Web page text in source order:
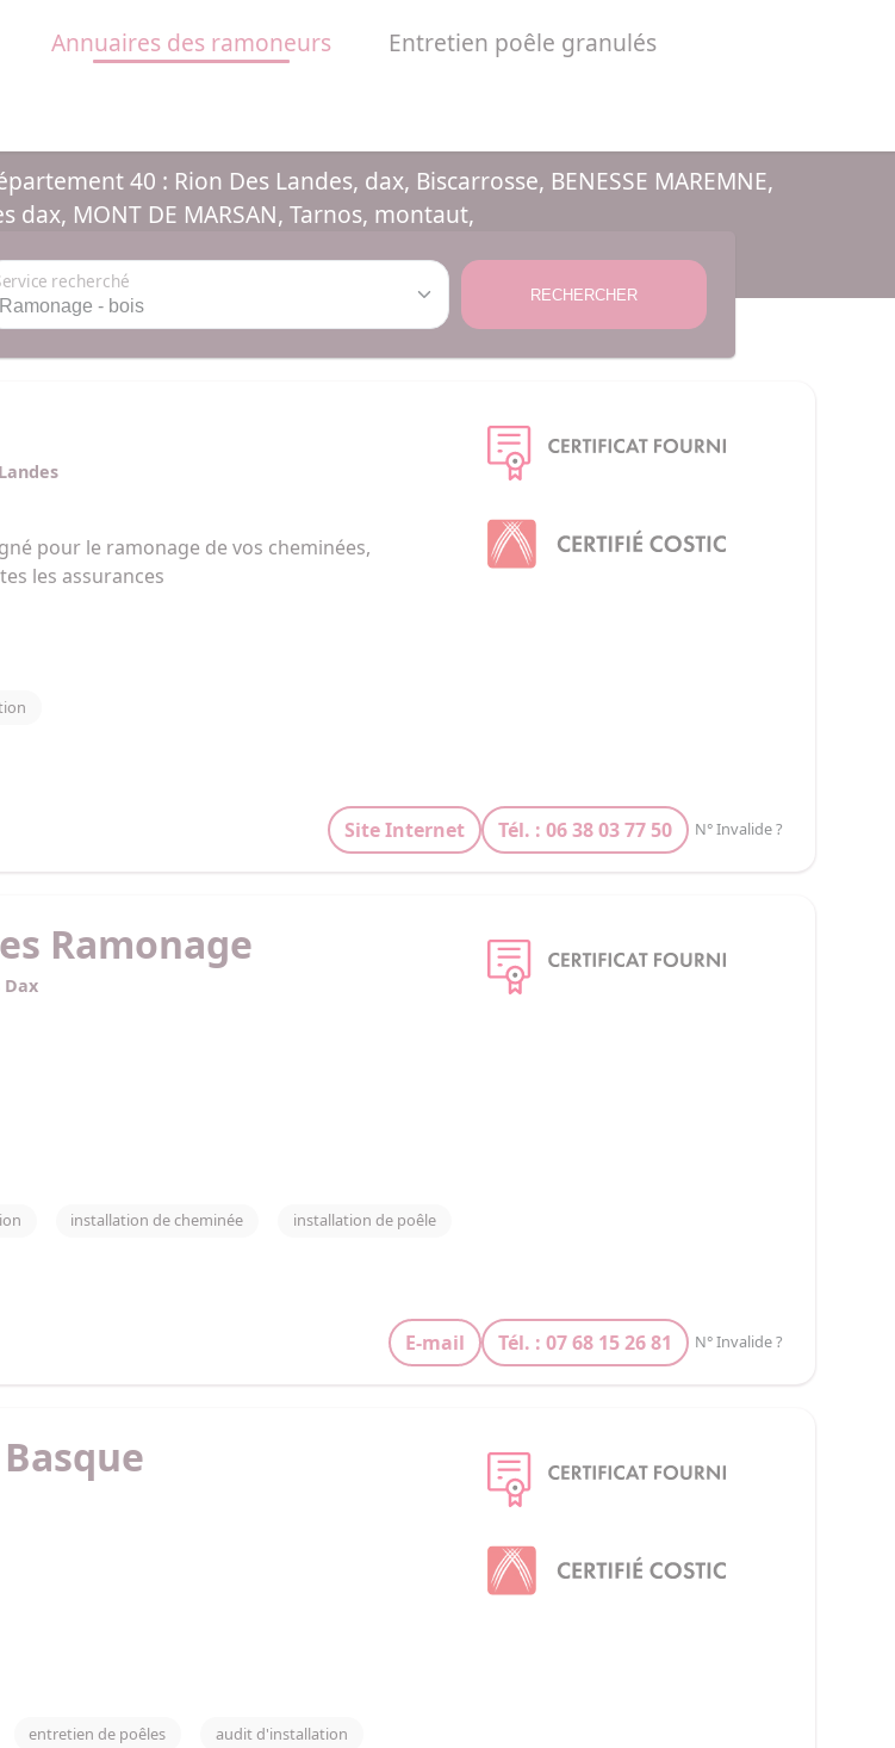
Annuaires des ramoneurs Entretien poêle granulés
40 : Rion Des Landes, dax, Biscarrosse, BENESSE MAREMNE,
dax, MONT DE MARSAN, Tarnos, montaut,
recherché
RECHERCHER
pour le ramonage de vos cheminées,
les assurances
Site Internet Tél. : 06 38 03 77 50 N° Invalide ?
Ramonage
Dax
installation de cheminée installation de poêle
E-mail Tél. : 07 68 15 26 81 N° Invalide ?
entretien de poêles audit d'installation